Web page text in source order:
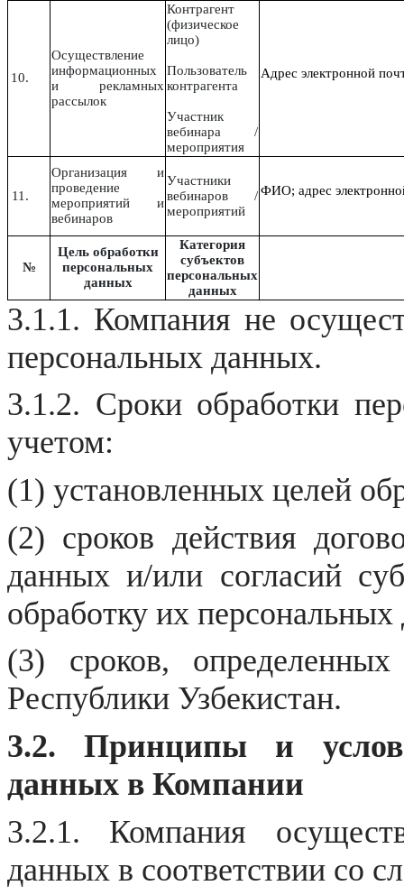
№
Цель обработки
персональных
данных
Категория
субъектов
персональных
данных
10.
Осуществление
информационных
и рекламных
рассылок
Контрагент
(физическое
лицо)
Пользователь
контрагента
Участник
вебинара /
мероприятия
Адрес электронной
11.
Организация и
проведение
мероприятий и
вебинаров
Участники
вебинаров /
мероприятий
ФИО; адрес
3.1.1. Компания не
персональных данных.
3.1.2. Сроки обработки
учетом:
(1) установленных целей
(2) сроков действия
данных и/или согласий
обработку их
(3) сроков,
Республики Узбекистан.
3.2. Принципы и
данных в Компании
3.2.1. Компания
данных в соответствии со